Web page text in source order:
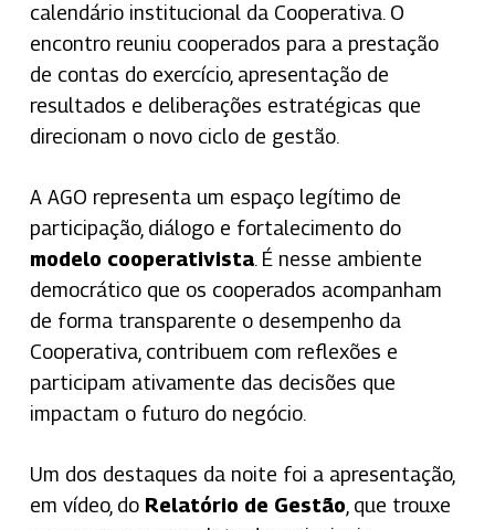
calendário institucional da Cooperativa. O
encontro reuniu cooperados para a prestação
de contas do exercício, apresentação de
resultados e deliberações estratégicas que
direcionam o novo ciclo de gestão.
A AGO representa um espaço legítimo de
participação, diálogo e fortalecimento do
modelo cooperativista. É nesse ambiente
democrático que os cooperados acompanham
de forma transparente o desempenho da
Cooperativa, contribuem com reflexões e
participam ativamente das decisões que
impactam o futuro do negócio.
Um dos destaques da noite foi a apresentação,
em vídeo, do Relatório de Gestão , que trouxe